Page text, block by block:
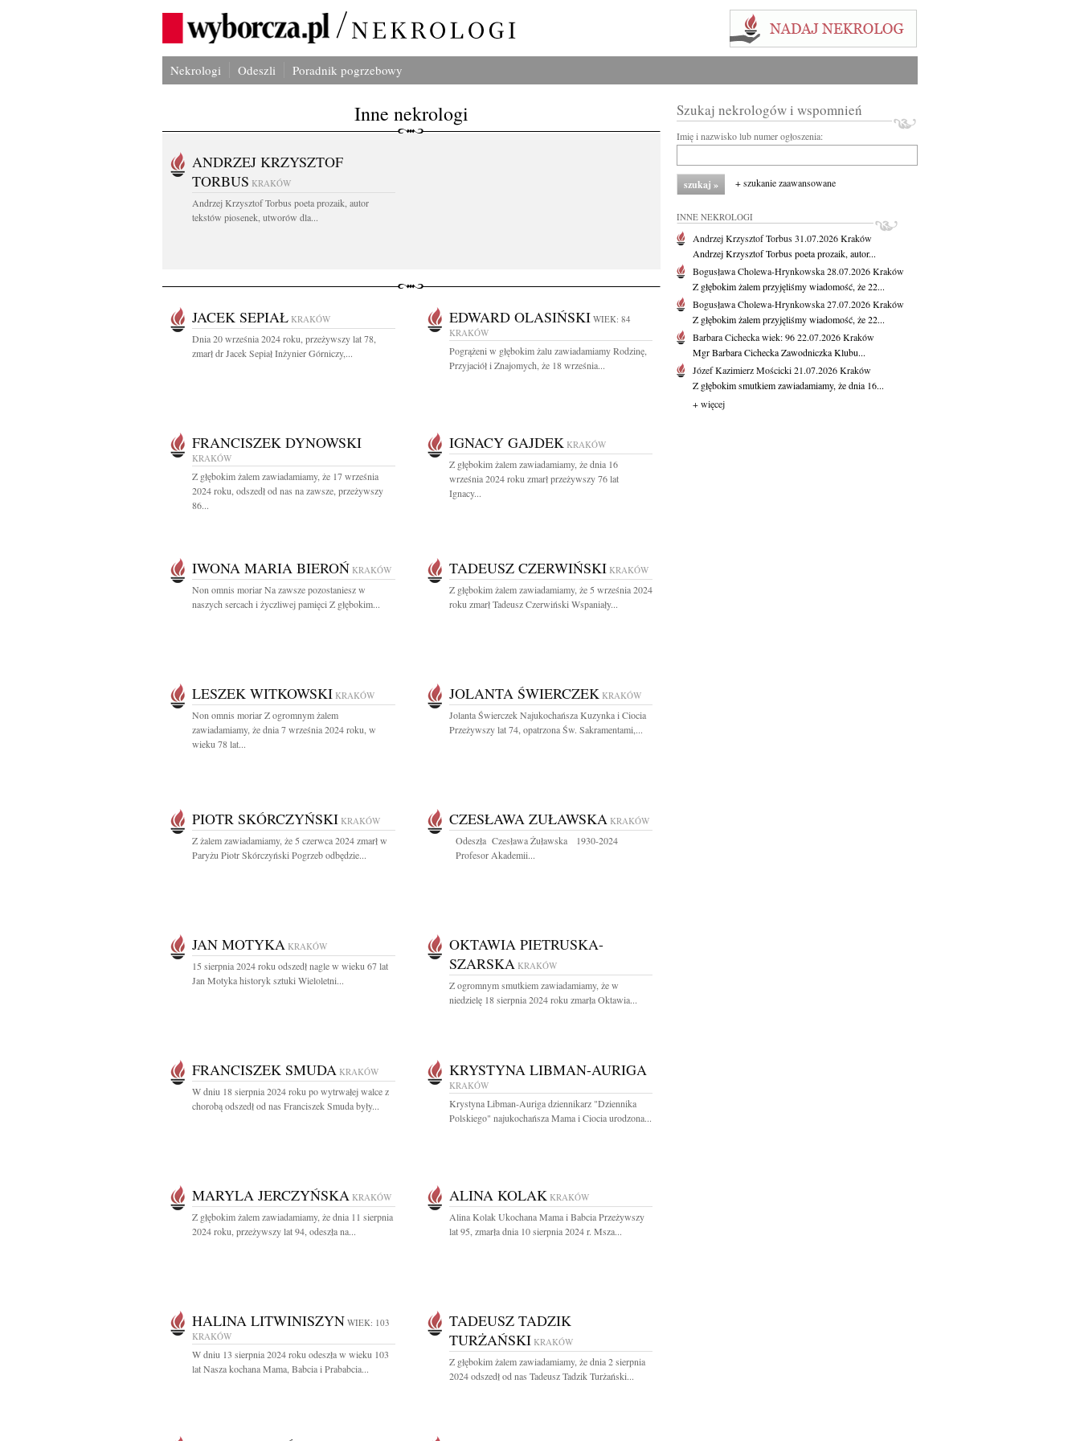
Nekrologi Odeszli Poradnik pogrzebowy
Inne nekrologi
ANDRZEJ KRZYSZTOF
TORBUS KRAKÓW
Andrzej Krzysztof Torbus poeta prozaik, autor
tekstów piosenek, utworów dla...
JACEK SEPIAŁ KRAKÓW
Dnia 20 września 2024 roku, przeżywszy lat 78,
zmarł dr Jacek Sepiał Inżynier Górniczy,...
EDWARD OLASIŃSKI WIEK: 84
KRAKÓW
Pogrążeni w głębokim żalu zawiadamiamy Rodzinę,
Przyjaciół i Znajomych, że 18 września...
FRANCISZEK DYNOWSKI
KRAKÓW
Z głębokim żalem zawiadamiamy, że 17 września
2024 roku, odszedł od nas na zawsze, przeżywszy
86...
IGNACY GAJDEK KRAKÓW
Z głębokim żalem zawiadamiamy, że dnia 16
września 2024 roku zmarł przeżywszy 76 lat
Ignacy...
IWONA MARIA BIEROŃ KRAKÓW
Non omnis moriar Na zawsze pozostaniesz w
naszych sercach i życzliwej pamięci Z głębokim...
TADEUSZ CZERWIŃSKI KRAKÓW
Z głębokim żalem zawiadamiamy, że 5 września 2024
roku zmarł Tadeusz Czerwiński Wspaniały...
LESZEK WITKOWSKI KRAKÓW
Non omnis moriar Z ogromnym żalem
zawiadamiamy, że dnia 7 września 2024 roku, w
wieku 78 lat...
JOLANTA ŚWIERCZEK KRAKÓW
Jolanta Świerczek Najukochańsza Kuzynka i Ciocia
Przeżywszy lat 74, opatrzona Św. Sakramentami,...
PIOTR SKÓRCZYŃSKI KRAKÓW
Z żalem zawiadamiamy, że 5 czerwca 2024 zmarł w
Paryżu Piotr Skórczyński Pogrzeb odbędzie...
CZESŁAWA ZUŁAWSKA KRAKÓW
Odeszła Czesława Żuławska 1930-2024
Profesor Akademii...
JAN MOTYKA KRAKÓW
15 sierpnia 2024 roku odszedł nagle w wieku 67 lat
Jan Motyka historyk sztuki Wieloletni...
OKTAWIA PIETRUSKA-
SZARSKA KRAKÓW
Z ogromnym smutkiem zawiadamiamy, że w
niedzielę 18 sierpnia 2024 roku zmarła Oktawia...
FRANCISZEK SMUDA KRAKÓW
W dniu 18 sierpnia 2024 roku po wytrwałej walce z
chorobą odszedł od nas Franciszek Smuda były...
KRYSTYNA LIBMAN-AURIGA
KRAKÓW
Krystyna Libman-Auriga dziennikarz "Dziennika
Polskiego" najukochańsza Mama i Ciocia urodzona...
MARYLA JERCZYŃSKA KRAKÓW
Z głębokim żalem zawiadamiamy, że dnia 11 sierpnia
2024 roku, przeżywszy lat 94, odeszła na...
ALINA KOLAK KRAKÓW
Alina Kolak Ukochana Mama i Babcia Przeżywszy
lat 95, zmarła dnia 10 sierpnia 2024 r. Msza...
HALINA LITWINISZYN WIEK: 103
KRAKÓW
W dniu 13 sierpnia 2024 roku odeszła w wieku 103
lat Nasza kochana Mama, Babcia i Prababcia...
TADEUSZ TADZIK
TURŻAŃSKI KRAKÓW
Z głębokim żalem zawiadamiamy, że dnia 2 sierpnia
2024 odszedł od nas Tadeusz Tadzik Turżański...
Szukaj nekrologów i wspomnień
Imię i nazwisko lub numer ogłoszenia:
+ szukanie zaawansowane
INNE NEKROLOGI
Andrzej Krzysztof Torbus31.07.2026Kraków
Andrzej Krzysztof Torbus poeta prozaik, autor...
Bogusława Cholewa-Hrynkowska28.07.2026Kraków
Z głębokim żalem przyjęliśmy wiadomość, że 22...
Bogusława Cholewa-Hrynkowska27.07.2026Kraków
Z głębokim żalem przyjęliśmy wiadomość, że 22...
Barbara Cicheckawiek: 9622.07.2026Kraków
Mgr Barbara Cichecka Zawodniczka Klubu...
Józef Kazimierz Mościcki21.07.2026Kraków
Z głębokim smutkiem zawiadamiamy, że dnia 16...
+ więcej